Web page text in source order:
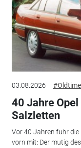
03.08.2026
40 Jahre
Salzletten
Vor 40 Jahren fuhr
vorn mit: Der mutig